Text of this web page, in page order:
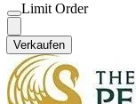
Limit Order
Verkaufen